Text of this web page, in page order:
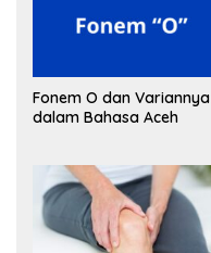
Fonem O dan Variannya
dalam Bahasa Aceh